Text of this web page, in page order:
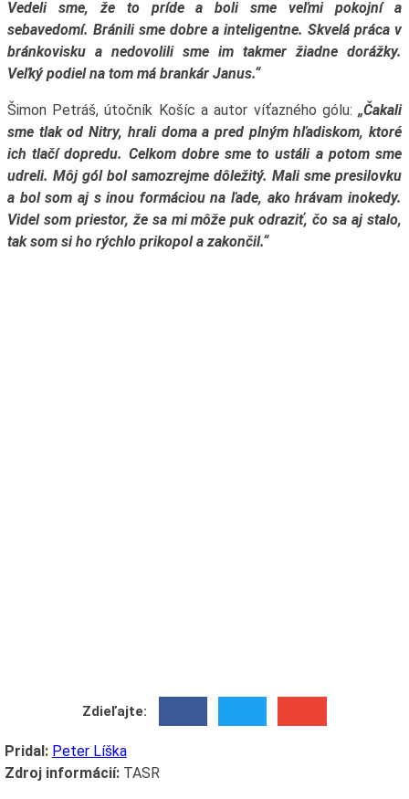
Vedeli sme, že to príde a boli sme veľmi pokojní a
sebavedomí. Bránili sme dobre a inteligentne. Skvelá práca v
bránkovisku a nedovolili sme im takmer žiadne dorážky.
Veľký podiel na tom má brankár Janus.“
Šimon Petráš, útočník Košíc a autor víťazného gólu:„Čakali
sme tlak od Nitry, hrali doma a pred plným hľadiskom, ktoré
ich tlačí dopredu. Celkom dobre sme to ustáli a potom sme
udreli. Môj gól bol samozrejme dôležitý. Mali sme presilovku
a bol som aj s inou formáciou na ľade, ako hrávam inokedy.
Videl som priestor, že sa mi môže puk odraziť, čo sa aj stalo,
tak som si ho rýchlo prikopol a zakončil.“
Zdieľajte:
Pridal: Peter Líška
Zdroj informácií:TASR